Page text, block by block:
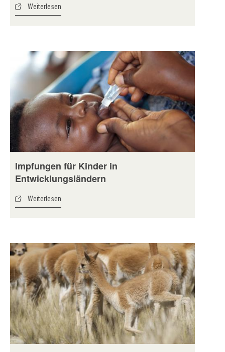
Weiterlesen
Impfungen für Kinder in
Entwicklungsländern
Weiterlesen